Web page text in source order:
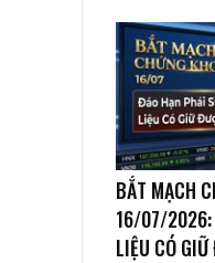
BẮT MẠCH
16/07/2026:
LIỆU CÓ